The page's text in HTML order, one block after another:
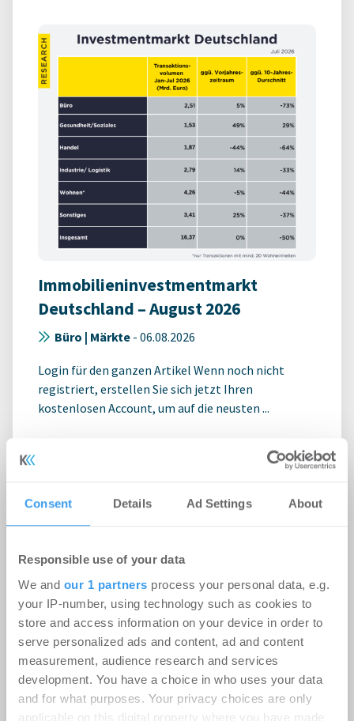
Consent Details Ad Settings About
Responsible use of your data
We and our 1 partners process your personal data, e.g.
your IP-number, using technology such as cookies to
store and access information on your device in order to
serve personalized ads and content, ad and content
measurement, audience research and services
development. You have a choice in who uses your data
and for what purposes. Your privacy choices are only
applicable on this digital property where you have made
Immobilieninvestmentmarkt
Deutschland – August 2026
Büro | Märkte - 06.08.2026
Login für den ganzen Artikel Wenn noch nicht
registriert, erstellen Sie sich jetzt Ihren
kostenlosen Account, um auf die neusten ...
Ampega Asset Management gewinnt
ODDO BHF SE für den SKYPER